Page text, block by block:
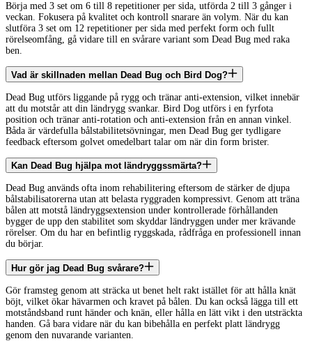
Börja med 3 set om 6 till 8 repetitioner per sida, utförda 2 till 3 gånger i
veckan. Fokusera på kvalitet och kontroll snarare än volym. När du kan
slutföra 3 set om 12 repetitioner per sida med perfekt form och fullt
rörelseomfång, gå vidare till en svårare variant som Dead Bug med raka
ben.
Vad är skillnaden mellan Dead Bug och Bird Dog?
Dead Bug utförs liggande på rygg och tränar anti-extension, vilket innebär
att du motstår att din ländrygg svankar. Bird Dog utförs i en fyrfota
position och tränar anti-rotation och anti-extension från en annan vinkel.
Båda är värdefulla bålstabilitetsövningar, men Dead Bug ger tydligare
feedback eftersom golvet omedelbart talar om när din form brister.
Kan Dead Bug hjälpa mot ländryggssmärta?
Dead Bug används ofta inom rehabilitering eftersom de stärker de djupa
bålstabilisatorerna utan att belasta ryggraden kompressivt. Genom att träna
bålen att motstå ländryggsextension under kontrollerade förhållanden
bygger de upp den stabilitet som skyddar ländryggen under mer krävande
rörelser. Om du har en befintlig ryggskada, rådfråga en professionell innan
du börjar.
Hur gör jag Dead Bug svårare?
Gör framsteg genom att sträcka ut benet helt rakt istället för att hålla knät
böjt, vilket ökar hävarmen och kravet på bålen. Du kan också lägga till ett
motståndsband runt händer och knän, eller hålla en lätt vikt i den utsträckta
handen. Gå bara vidare när du kan bibehålla en perfekt platt ländrygg
genom den nuvarande varianten.